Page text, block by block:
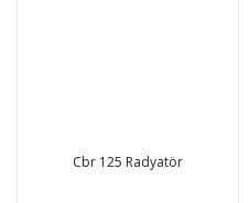
Cbr 125 Radyatör